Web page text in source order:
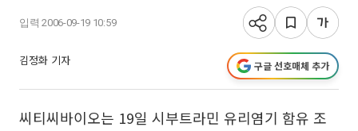
입력 2006-09-19 10:59
김정화 기자 구글 선호매체 추가
씨티씨바이오는 19일 시부트라민 유리염기 함유 조